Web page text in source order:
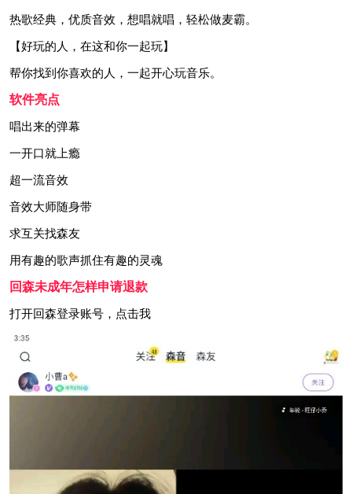
热歌经典，优质音效，想唱就唱，轻松做麦霸。
【好玩的人，在这和你一起玩】
帮你找到你喜欢的人，一起开心玩音乐。
软件亮点
唱出来的弹幕
一开口就上瘾
超一流音效
音效大师随身带
求互关找森友
用有趣的歌声抓住有趣的灵魂
回森未成年怎样申请退款
打开回森登录账号，点击我